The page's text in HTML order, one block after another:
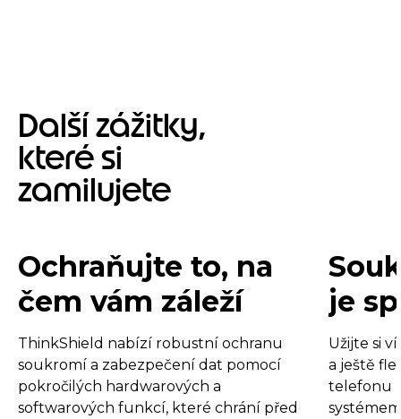
Další zážitky,
které si
zamilujete
Ochraňujte to, na
čem vám záleží
ThinkShield nabízí robustní ochranu
soukromí a zabezpečení dat pomocí
pokročilých hardwarových a
softwarových funkcí, které chrání před
je
Užijte si
a ještě
telefonu